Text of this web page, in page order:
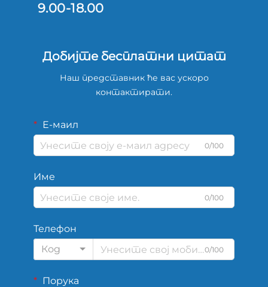
9.00-18.00
Добијте бесплатни цитат
Наш представник ће вас ускоро
контактирати.
Е-маил
0/100
Име
0/100
Телефон
Код
0/100
Порука